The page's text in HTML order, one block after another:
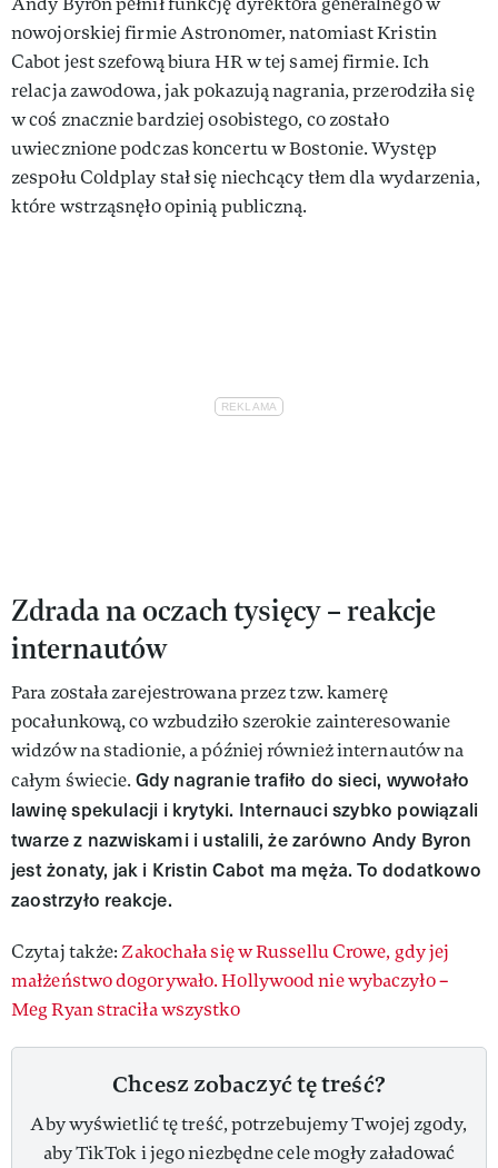
nowojorskiej firmie Astronomer, natomiast Kristin
Cabot jest szefową biura HR w tej samej firmie. Ich
relacja zawodowa, jak pokazują nagrania, przerodziła się
w coś znacznie bardziej osobistego, co zostało
uwiecznione podczas koncertu w Bostonie. Występ
zespołu Coldplay stał się niechcący tłem dla wydarzenia,
które wstrząsnęło opinią publiczną.
Zdrada na oczach tysięcy – reakcje
internautów
Para została zarejestrowana przez tzw. kamerę
pocałunkową, co wzbudziło szerokie zainteresowanie
widzów na stadionie, a później również internautów na
całym świecie. Gdy nagranie trafiło do sieci, wywołało
lawinę spekulacji i krytyki. Internauci szybko powiązali
twarze z nazwiskami i ustalili, że zarówno Andy Byron
jest żonaty, jak i Kristin Cabot ma męża. To dodatkowo
zaostrzyło reakcje.
Czytaj także:Zakochała się w Russellu Crowe, gdy jej
małżeństwo dogorywało. Hollywood nie wybaczyło –
Meg Ryan straciła wszystko
Chcesz zobaczyć tę treść?
Aby wyświetlić tę treść, potrzebujemy Twojej zgody,
aby TikTok i jego niezbędne cele mogły załadować